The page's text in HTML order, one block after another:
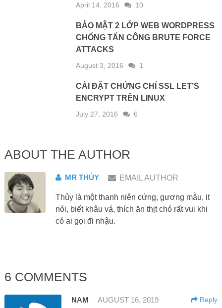
April 14, 2016 10
BẢO MẬT 2 LỚP WEB WORDPRESS
CHỐNG TẤN CÔNG BRUTE FORCE
ATTACKS
August 3, 2016 1
CÀI ĐẶT CHỨNG CHỈ SSL LET’S
ENCRYPT TRÊN LINUX
July 27, 2016 6
ABOUT THE AUTHOR
MR THỦY EMAIL AUTHOR
Thủy là một thanh niên cứng, gương mẫu, it
nói, biết khâu vá, thích ăn thịt chó rất vui khi
có ai gọi đi nhậu.
6 COMMENTS
NAM AUGUST 16, 2019 Reply